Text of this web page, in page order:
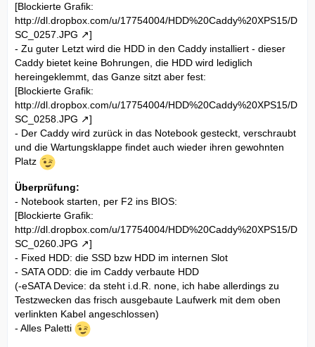
[Blockierte Grafik:
http://dl.dropbox.com/u/17754004/HDD%20Caddy%20XPS15/D
SC_0257.JPG
]
- Zu guter Letzt wird die HDD in den Caddy installiert - dieser
Caddy bietet keine Bohrungen, die HDD wird lediglich
hereingeklemmt, das Ganze sitzt aber fest:
[Blockierte Grafik:
http://dl.dropbox.com/u/17754004/HDD%20Caddy%20XPS15/D
SC_0258.JPG
]
- Der Caddy wird zurück in das Notebook gesteckt, verschraubt
und die Wartungsklappe findet auch wieder ihren gewohnten
Platz
Überprüfung:
- Notebook starten, per F2 ins BIOS:
[Blockierte Grafik:
http://dl.dropbox.com/u/17754004/HDD%20Caddy%20XPS15/D
SC_0260.JPG
]
- Fixed HDD: die SSD bzw HDD im internen Slot
- SATA ODD: die im Caddy verbaute HDD
(-eSATA Device: da steht i.d.R. none, ich habe allerdings zu
Testzwecken das frisch ausgebaute Laufwerk mit dem oben
verlinkten Kabel angeschlossen)
- Alles Paletti